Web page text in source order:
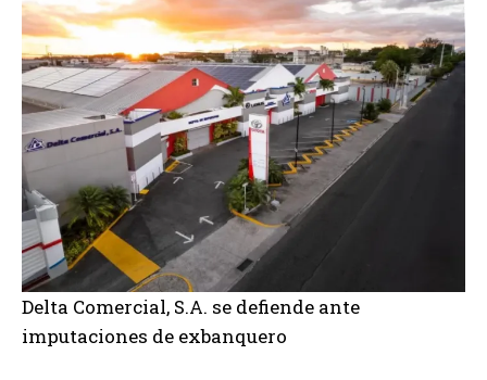
Delta Comercial, S.A. se defiende ante
imputaciones de exbanquero